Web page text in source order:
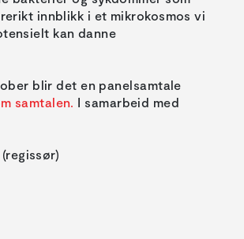
innblikk i et mikrokosmos vi
kan danne
blir det en panelsamtale
samtalen. I samarbeid med